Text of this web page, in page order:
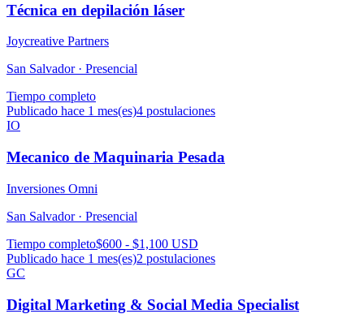
Técnica en depilación láser
Joycreative Partners
San Salvador · Presencial
Tiempo completo
Publicado hace 1 mes(es)4 postulaciones
IO
Mecanico de Maquinaria Pesada
Inversiones Omni
San Salvador · Presencial
Tiempo completo$600 - $1,100 USD
Publicado hace 1 mes(es)2 postulaciones
GC
Digital Marketing & Social Media Specialist